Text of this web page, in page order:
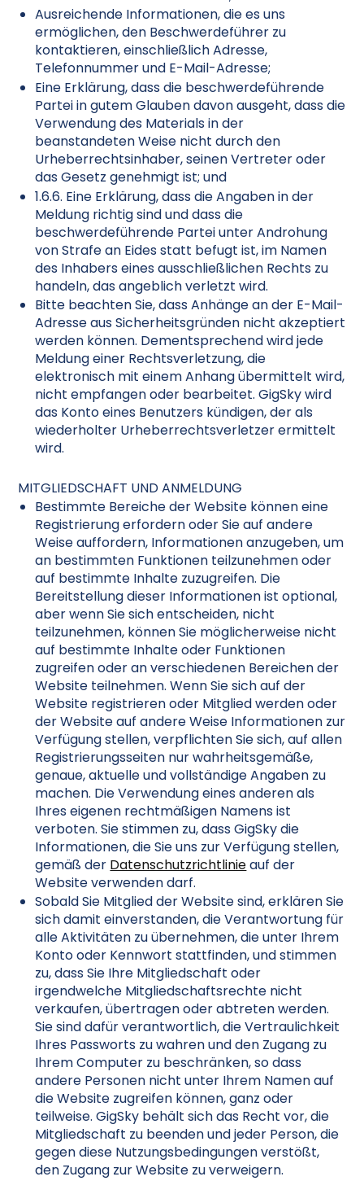
Ausreichende Informationen, die es uns
ermöglichen, den Beschwerdeführer zu
kontaktieren, einschließlich Adresse,
Telefonnummer und E-Mail-Adresse;
Eine Erklärung, dass die beschwerdeführende
Partei in gutem Glauben davon ausgeht, dass die
Verwendung des Materials in der
beanstandeten Weise nicht durch den
Urheberrechtsinhaber, seinen Vertreter oder
das Gesetz genehmigt ist; und
1.6.6. Eine Erklärung, dass die Angaben in der
Meldung richtig sind und dass die
beschwerdeführende Partei unter Androhung
von Strafe an Eides statt befugt ist, im Namen
des Inhabers eines ausschließlichen Rechts zu
handeln, das angeblich verletzt wird.
Bitte beachten Sie, dass Anhänge an der E-Mail-
Adresse aus Sicherheitsgründen nicht akzeptiert
werden können. Dementsprechend wird jede
Meldung einer Rechtsverletzung, die
elektronisch mit einem Anhang übermittelt wird,
nicht empfangen oder bearbeitet. GigSky wird
das Konto eines Benutzers kündigen, der als
wiederholter Urheberrechtsverletzer ermittelt
wird.
MITGLIEDSCHAFT UND ANMELDUNG
Bestimmte Bereiche der Website können eine
Registrierung erfordern oder Sie auf andere
Weise auffordern, Informationen anzugeben, um
an bestimmten Funktionen teilzunehmen oder
auf bestimmte Inhalte zuzugreifen. Die
Bereitstellung dieser Informationen ist optional,
aber wenn Sie sich entscheiden, nicht
teilzunehmen, können Sie möglicherweise nicht
auf bestimmte Inhalte oder Funktionen
zugreifen oder an verschiedenen Bereichen der
Website teilnehmen. Wenn Sie sich auf der
Website registrieren oder Mitglied werden oder
der Website auf andere Weise Informationen zur
Verfügung stellen, verpflichten Sie sich, auf allen
Registrierungsseiten nur wahrheitsgemäße,
genaue, aktuelle und vollständige Angaben zu
machen. Die Verwendung eines anderen als
Ihres eigenen rechtmäßigen Namens ist
verboten. Sie stimmen zu, dass GigSky die
Informationen, die Sie uns zur Verfügung stellen,
gemäß der Datenschutzrichtlinieauf der
Website verwenden darf.
Sobald Sie Mitglied der Website sind, erklären Sie
sich damit einverstanden, die Verantwortung für
alle Aktivitäten zu übernehmen, die unter Ihrem
Konto oder Kennwort stattfinden, und stimmen
zu, dass Sie Ihre Mitgliedschaft oder
irgendwelche Mitgliedschaftsrechte nicht
verkaufen, übertragen oder abtreten werden.
Sie sind dafür verantwortlich, die Vertraulichkeit
Ihres Passworts zu wahren und den Zugang zu
Ihrem Computer zu beschränken, so dass
andere Personen nicht unter Ihrem Namen auf
die Website zugreifen können, ganz oder
teilweise. GigSky behält sich das Recht vor, die
Mitgliedschaft zu beenden und jeder Person, die
gegen diese Nutzungsbedingungen verstößt,
den Zugang zur Website zu verweigern.